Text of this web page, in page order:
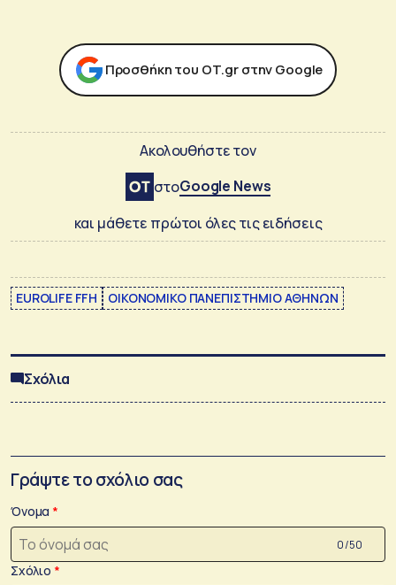
Προσθήκη του ΟΤ.gr στην Google
Ακολουθήστε τον
στοGoogle News
και μάθετε πρώτοι όλες τις ειδήσεις
EUROLIFE FFH ΟΙΚΟΝΟΜΙΚΟ ΠΑΝΕΠΙΣΤΗΜΙΟ ΑΘΗΝΩΝ
Σχόλια
Γράψτε το σχόλιο σας
Όνομα
0 /50
Σχόλιο